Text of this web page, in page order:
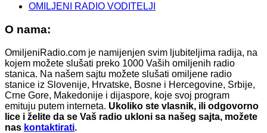
OMILJENI RADIO VODITELJI
O nama:
OmiljeniRadio.com je namijenjen svim ljubiteljima radija, na
kojem možete slušati preko 1000 Vaših omiljenih radio
stanica. Na našem sajtu možete slušati omiljene radio
stanice iz Slovenije, Hrvatske, Bosne i Hercegovine, Srbije,
Crne Gore, Makedonije i dijaspore, koje svoj program
emituju putem interneta. Ukoliko ste vlasnik, ili odgovorno
lice i želite da se Vaš radio ukloni sa našeg sajta, možete
nas kontaktirati.